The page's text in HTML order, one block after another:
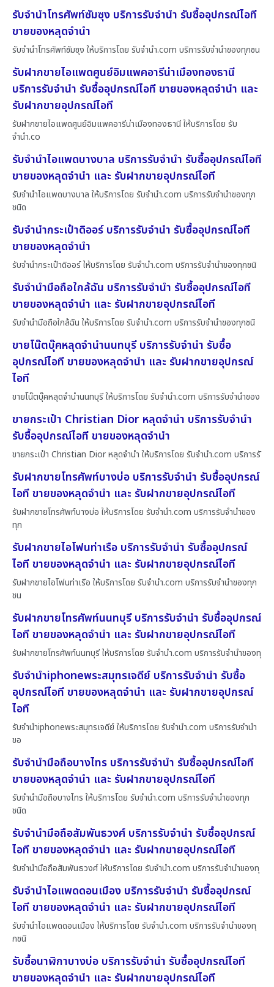
รับจำนำโทรศัพท์ซัมซุง บริการรับจำนำ รับซื้ออุปกรณ์ไอที
ขายของหลุดจำนำ
รับจำนำโทรศัพท์ซัมซุง ให้บริการโดย รับจํานํา.com บริการรับจำนำของทุกชน
รับฝากขายไอแพดศูนย์อิมแพคอารีน่าเมืองทองธานี
บริการรับจำนำ รับซื้ออุปกรณ์ไอที ขายของหลุดจำนำ และ
รับฝากขายอุปกรณ์ไอที
รับฝากขายไอแพดศูนย์อิมแพคอารีน่าเมืองทองธานี ให้บริการโดย รับ
จํานํา.co
รับจำนำไอแพดบางบาล บริการรับจำนำ รับซื้ออุปกรณ์ไอที
ขายของหลุดจำนำ และ รับฝากขายอุปกรณ์ไอที
รับจำนำไอแพดบางบาล ให้บริการโดย รับจํานํา.com บริการรับจำนำของทุก
ชนิด
รับจำนำกระเป๋าดิออร์ บริการรับจำนำ รับซื้ออุปกรณ์ไอที
ขายของหลุดจำนำ
รับจำนำกระเป๋าดิออร์ ให้บริการโดย รับจํานํา.com บริการรับจำนำของทุกชนิ
รับจำนำมือถือใกล้ฉัน บริการรับจำนำ รับซื้ออุปกรณ์ไอที
ขายของหลุดจำนำ และ รับฝากขายอุปกรณ์ไอที
รับจำนำมือถือใกล้ฉัน ให้บริการโดย รับจํานํา.com บริการรับจำนำของทุกชนิ
ขายโน๊ตบุ๊คหลุดจำนำนนทบุรี บริการรับจำนำ รับซื้อ
อุปกรณ์ไอที ขายของหลุดจำนำ และ รับฝากขายอุปกรณ์
ไอที
ขายโน๊ตบุ๊คหลุดจำนำนนทบุรี ให้บริการโดย รับจํานํา.com บริการรับจำนำของ
ขายกระเป๋า Christian Dior หลุดจำนำ บริการรับจำนำ
รับซื้ออุปกรณ์ไอที ขายของหลุดจำนำ
ขายกระเป๋า Christian Dior หลุดจำนำ ให้บริการโดย รับจํานํา.com บริการรั
รับฝากขายโทรศัพท์บางบ่อ บริการรับจำนำ รับซื้ออุปกรณ์
ไอที ขายของหลุดจำนำ และ รับฝากขายอุปกรณ์ไอที
รับฝากขายโทรศัพท์บางบ่อ ให้บริการโดย รับจํานํา.com บริการรับจำนำของ
ทุก
รับฝากขายไอโฟนท่าเรือ บริการรับจำนำ รับซื้ออุปกรณ์
ไอที ขายของหลุดจำนำ และ รับฝากขายอุปกรณ์ไอที
รับฝากขายไอโฟนท่าเรือ ให้บริการโดย รับจํานํา.com บริการรับจำนำของทุก
ชน
รับฝากขายโทรศัพท์นนทบุรี บริการรับจำนำ รับซื้ออุปกรณ์
ไอที ขายของหลุดจำนำ และ รับฝากขายอุปกรณ์ไอที
รับฝากขายโทรศัพท์นนทบุรี ให้บริการโดย รับจํานํา.com บริการรับจำนำของทุ
รับจำนำiphoneพระสมุทรเจดีย์ บริการรับจำนำ รับซื้อ
อุปกรณ์ไอที ขายของหลุดจำนำ และ รับฝากขายอุปกรณ์
ไอที
รับจำนำiphoneพระสมุทรเจดีย์ ให้บริการโดย รับจํานํา.com บริการรับจำนำ
ขอ
รับจำนำมือถือบางไทร บริการรับจำนำ รับซื้ออุปกรณ์ไอที
ขายของหลุดจำนำ และ รับฝากขายอุปกรณ์ไอที
รับจำนำมือถือบางไทร ให้บริการโดย รับจํานํา.com บริการรับจำนำของทุก
ชนิด
รับจำนำมือถือสัมพันธวงศ์ บริการรับจำนำ รับซื้ออุปกรณ์
ไอที ขายของหลุดจำนำ และ รับฝากขายอุปกรณ์ไอที
รับจำนำมือถือสัมพันธวงศ์ ให้บริการโดย รับจํานํา.com บริการรับจำนำของทุ
รับจำนำไอแพดดอนเมือง บริการรับจำนำ รับซื้ออุปกรณ์
ไอที ขายของหลุดจำนำ และ รับฝากขายอุปกรณ์ไอที
รับจำนำไอแพดดอนเมือง ให้บริการโดย รับจํานํา.com บริการรับจำนำของทุ
กชนิ
รับซื้อนาฬิกาบางบ่อ บริการรับจำนำ รับซื้ออุปกรณ์ไอที
ขายของหลุดจำนำ และ รับฝากขายอุปกรณ์ไอที